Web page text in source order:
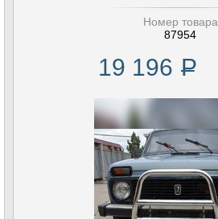
Номер товара
87954
19 196 Р